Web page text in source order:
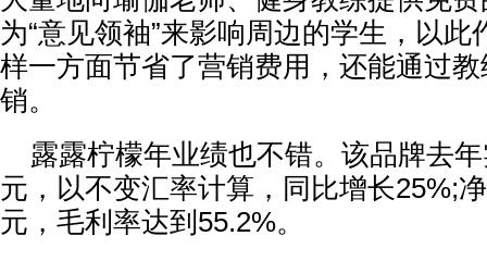
为“意见领袖”来影响周边的学生，以此
样一方面节省了营销费用，还能通过
销。
露露柠檬年业绩也不错。该品牌去
元，以不变汇率计算，同比增长25%;
元，毛利率达到55.2%。